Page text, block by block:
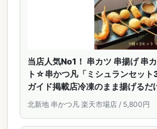
当店人気No1！ 串カツ 串揚げ 串
ト☆串かつ凡「ミシュランセッ
ガイド掲載店冷凍のまま揚げるだ
ゼント 贈り物 御祝い お取り寄せ
北新地 串かつ凡 楽天市場店 / 5,800円